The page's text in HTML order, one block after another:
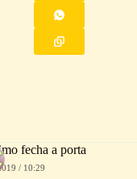
fecha a porta
/ 10:29